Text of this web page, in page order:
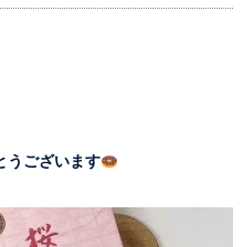
うございます